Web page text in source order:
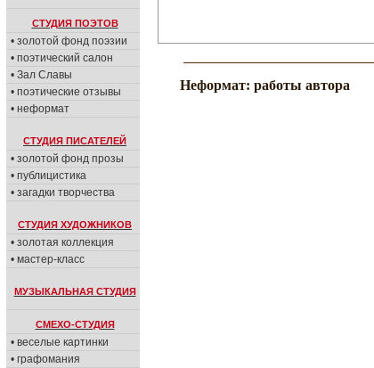
СТУДИЯ ПОЭТОВ
• золотой фонд поэзии
• поэтический салон
• Зал Славы
• поэтические отзывы
• неформат
СТУДИЯ ПИСАТЕЛЕЙ
• золотой фонд прозы
• публицистика
• загадки творчества
СТУДИЯ ХУДОЖНИКОВ
• золотая коллекция
• мастер-класс
МУЗЫКАЛЬНАЯ СТУДИЯ
СМЕХО-СТУДИЯ
• веселые картинки
• графомания
Неформат: работы автора